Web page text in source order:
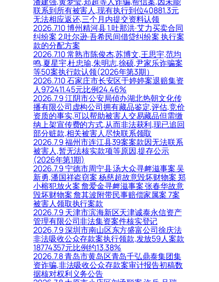
联系到所有被害人,现有执行到位40881.3元
无法相应返还,三个月内提交资料认领
2026.7.10 博州精河县 1.吐那洪·艾力买卖合同
纠纷案 2.吐尔逊·吾希民间借贷纠纷案 执行案
款的分配方案
2026.7.10 常熟市陈俊杰,苏博文,王思宇,范均
鸣,夏星宇,杜忠瑜,朱明志,徐硕,尹家乐诈骗案
等50案执行款认领(2026年第3期）
2026.7.10 石家庄市长安区于婷婷案退赔集资
人972411.45元比例24.46%
2026.7.9 江阴市公安局侦办湖北热朝文化传
播有限公司虚构公司拥有藏品鉴定,评估,竞价
资质的事实,可以帮助被害人交易藏品但需缴
纳上架宣传费的方式,从而非法获利,现已追回
部分赃款,相关被害人尽快联系领取
2026.7.9 福州市连江县39案案款因无法联系
被害人,暂无法核实款项等原因,提存公示
(2026年第1期)
2026.7.9 宁德市周宁县 汤大众寻衅滋事案 吴
新勇,潘国祥盗窃案 杨慈超故意毁坏财物案 郑
小榕犯放火案 詹爱金寻衅滋事案 张春华故意
毁坏财物案 詹其波附带民事赔偿家属案 7案
被害人领取执行案款
2026.7.9 天津市滨海新区天津诚泰永信资产
管理有限公司非法集资案件核实登记
2026.7.9 深圳市南山区东方盛富公司徐庆法
非法吸收公众存款案执行领款,发放59人案款
18774357元比例约13.38%
2026.7.8 青岛市黄岛区青岛千弘鼎泰集团集
资诈骗,非法吸收公众存款案审计报告初稿数
据核对权利义务公告